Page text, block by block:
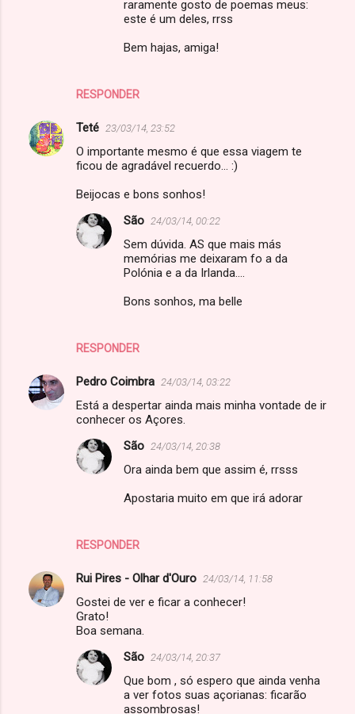
RESPONDER
raramente gosto de poemas meus:
este é um deles, rrss
Bem hajas, amiga!
Teté 23/03/14, 23:52
O importante mesmo é que essa viagem te
ficou de agradável recuerdo... :)
Beijocas e bons sonhos!
RESPONDER
São 24/03/14, 00:22
Sem dúvida. AS que mais más
memórias me deixaram fo a da
Polónia e a da Irlanda....
Bons sonhos, ma belle
Pedro Coimbra 24/03/14, 03:22
Está a despertar ainda mais minha vontade de ir
conhecer os Açores.
RESPONDER
São 24/03/14, 20:38
Ora ainda bem que assim é, rrsss
Apostaria muito em que irá adorar
Rui Pires - Olhar d'Ouro 24/03/14, 11:58
Gostei de ver e ficar a conhecer!
Grato!
Boa semana.
São 24/03/14, 20:37
Que bom , só espero que ainda venha
a ver fotos suas açorianas: ficarão
assombrosas!